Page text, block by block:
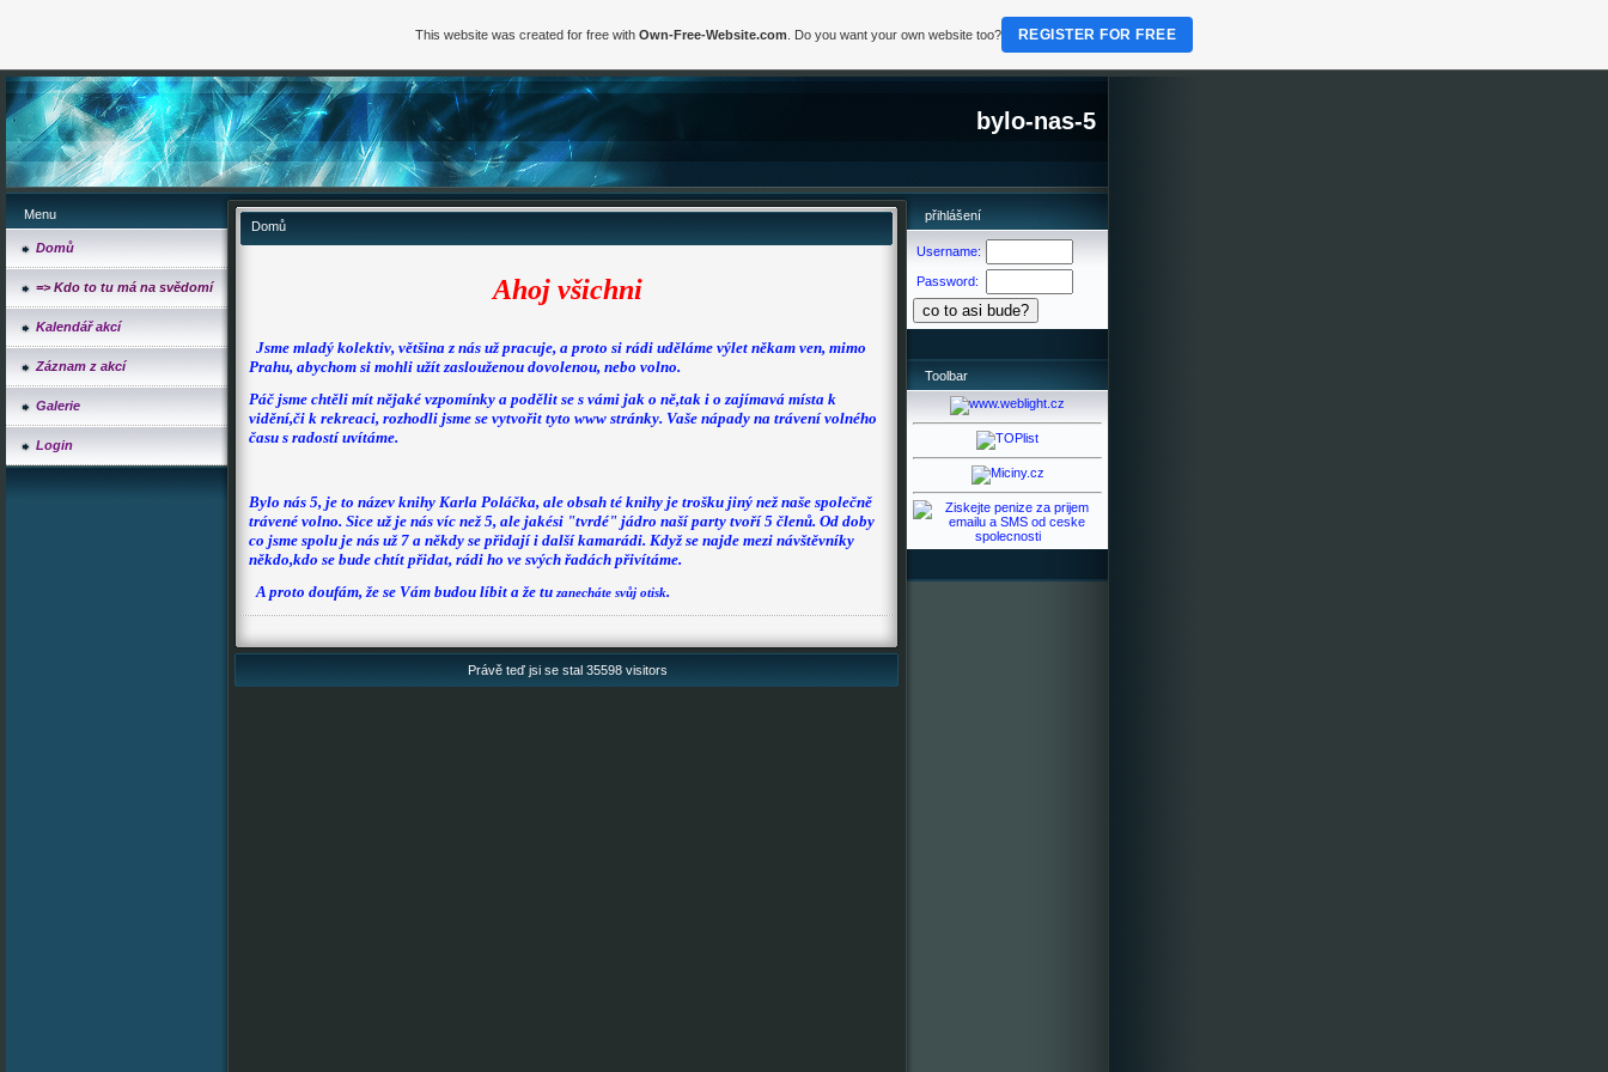
bylo-nas-5
Menu
Domů
=> Kdo to tu má na svědomí
Kalendář akcí
Záznam z akcí
Galerie
Login
Domů
Ahoj všichni
Jsme mladý kolektiv, většina z nás už pracuje, a proto si rádi uděláme výlet někam ven, mimo
Prahu, abychom si mohli užít zaslouženou dovolenou, nebo volno.
Páč jsme chtěli mít nějaké vzpomínky a podělit se s vámi jak o ně,tak i o zajímavá místa k
vidění,či k rekreaci, rozhodli jsme se vytvořit tyto www stránky. Vaše nápady na trávení volného
času s radostí uvítáme.
Bylo nás 5, je to název knihy Karla Poláčka, ale obsah té knihy je trošku jiný než naše společně
trávené volno. Sice už je nás víc než 5, ale jakési "tvrdé" jádro naší party tvoří 5 členů. Od doby
co jsme spolu je nás už 7 a někdy se přidají i další kamarádi. Když se najde mezi návštěvníky
někdo,kdo se bude chtít přidat, rádi ho ve svých řadách přivítáme.
A proto doufám, že se Vám budou líbit a že tuzanecháte svůj otisk.
Právě teď jsi se stal 35598 visitors
přihlášení
Username:
Password:
Toolbar
This website was created for free with Own-Free-Website.com . Do you want your own website too? REGISTER FOR FREE